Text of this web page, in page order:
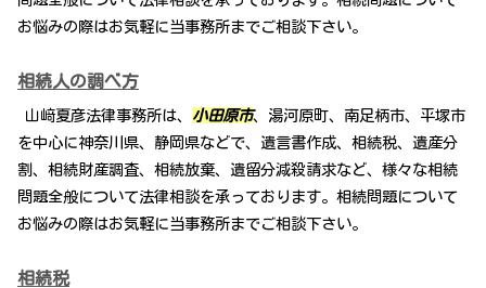
お悩みの際はお気軽に当事務所までご相談下さい。
相続人の調べ方
山﨑夏彦法律事務所は、 小田原市、湯河原町、南足柄市、平塚市
を中心に神奈川県、静岡県などで、遺言書作成、相続税、遺産分
割、相続財産調査、相続放棄、遺留分減殺請求など、様々な相続
問題全般について法律相談を承っております。相続問題について
お悩みの際はお気軽に当事務所までご相談下さい。
相続税